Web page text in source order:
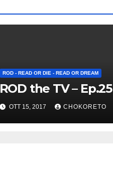
ROD - READ OR DIE - READ OR DREAM
ROD the TV – Ep.25
OTT 15, 2017 CHOKORETO